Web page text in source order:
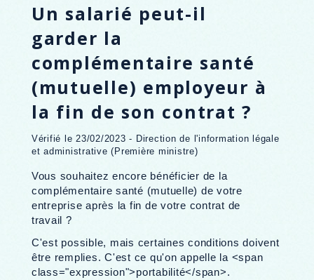
Un salarié peut-il
garder la
complémentaire santé
(mutuelle) employeur à
la fin de son contrat ?
Vérifié le 23/02/2023 - Direction de l'information légale
et administrative (Première ministre)
Vous souhaitez encore bénéficier de la
complémentaire santé (mutuelle) de votre
entreprise après la fin de votre contrat de
travail ?
C'est possible, mais certaines conditions doivent
être remplies. C'est ce qu'on appelle la <span
class="expression">portabilité</span>.